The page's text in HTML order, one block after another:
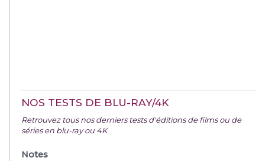
NOS TESTS DE BLU-RAY/4K
Retrouvez tous nos derniers tests d'éditions de films ou de
séries en blu-ray ou 4K.
Notes